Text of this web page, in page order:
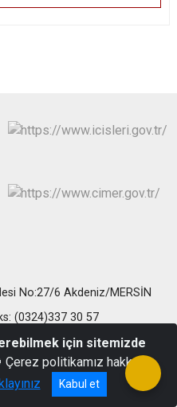
No:27/6 Akdeniz/MERSİN
(0324)337 30 57
için sitemizde
Çerez politikamız hakkında
Kabul et